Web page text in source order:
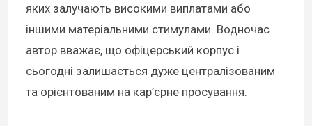
яких залучають високими виплатами або
іншими матеріальними стимулами. Водночас
автор вважає, що офіцерський корпус і
сьогодні залишається дуже централізованим
та орієнтованим на кар’єрне просування.